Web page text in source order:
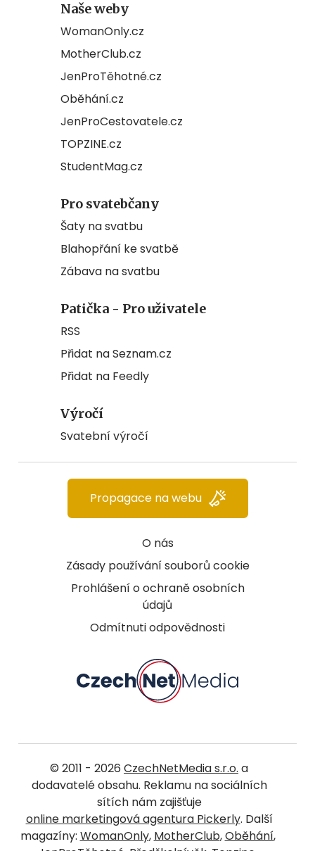
Naše weby
WomanOnly.cz
MotherClub.cz
JenProTěhotné.cz
Oběhání.cz
JenProCestovatele.cz
TOPZINE.cz
StudentMag.cz
Pro svatebčany
Šaty na svatbu
Blahopřání ke svatbě
Zábava na svatbu
Patička - Pro uživatele
RSS
Přidat na Seznam.cz
Přidat na Feedly
Výročí
Svatební výročí
O nás
Zásady používání souborů cookie
Prohlášení o ochraně osobních
údajů
Odmítnuti odpovědnosti
Propagace na webu
© 2011 - 2026 CzechNetMedia s.r.o. a
dodavatelé obsahu. Reklamu na sociálních
sítích nám zajišťuje
online marketingová agentura Pickerly. Další
magazíny: WomanOnly, MotherClub,Oběhání,